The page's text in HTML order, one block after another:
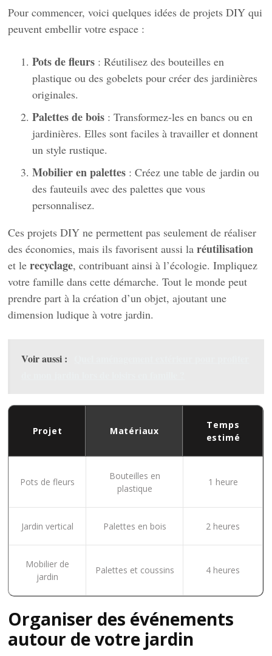
Pour commencer, voici quelques idées de projets DIY qui
peuvent embellir votre espace :
Pots de fleurs : Réutilisez des bouteilles en
plastique ou des gobelets pour créer des jardinières
originales.
Palettes de bois : Transformez-les en bancs ou en
jardinières. Elles sont faciles à travailler et donnent
un style rustique.
Mobilier en palettes : Créez une table de jardin ou
des fauteuils avec des palettes que vous
personnalisez.
Ces projets DIY ne permettent pas seulement de réaliser
des économies, mais ils favorisent aussi laréutilisation
et lerecyclage, contribuant ainsi à l’écologie. Impliquez
votre famille dans cette démarche. Tout le monde peut
prendre part à la création d’un objet, ajoutant une
dimension ludique à votre jardin.
Voir aussi :
Projet Matériaux
Temps
estimé
Pots de fleurs
Bouteilles en
plastique
1 heure
Jardin vertical Palettes en bois 2 heures
Mobilier de
jardin
Palettes et coussins 4 heures
Organiser des événements
autour de votre jardin